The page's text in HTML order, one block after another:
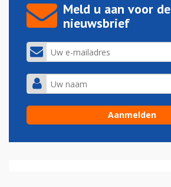
Meld u aan voor de
nieuwsbrief